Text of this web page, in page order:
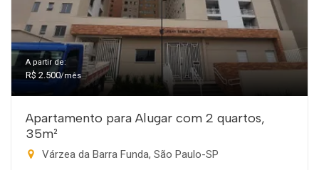
A partir de:
R$ 2.500/mês
Apartamento para Alugar com 2 quartos,
35m²
Várzea da Barra Funda, São Paulo-SP